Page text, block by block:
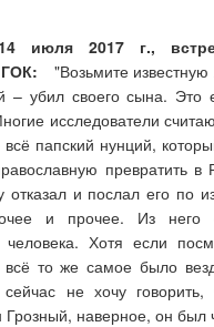
июля 2017 г.,
"Возьмите
– убил своего сына. Это
исследователи
папский нунций,
превратить
отказал и послал его по
и прочее. Из него
человека. Хотя если
всё то же самое было
не хочу
наверное, он был